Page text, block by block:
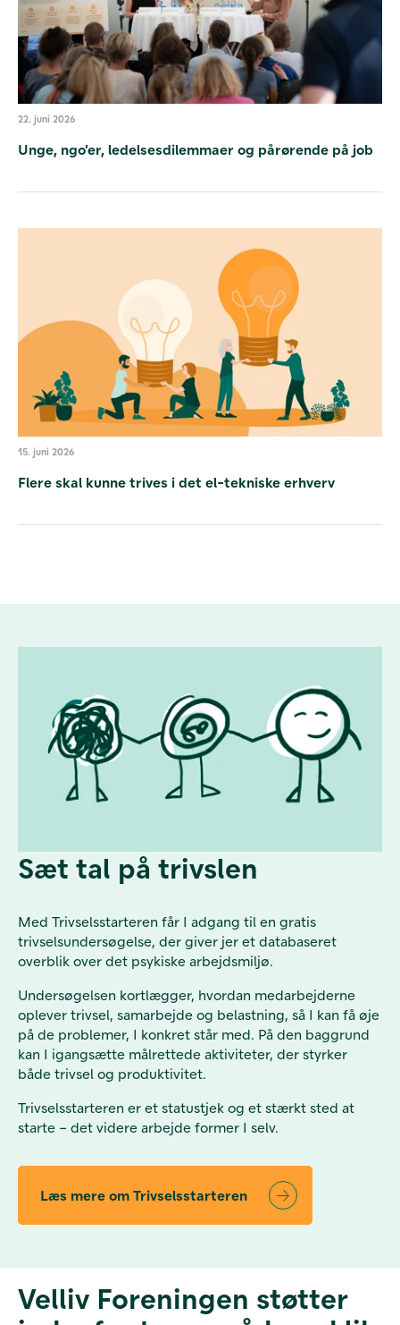
22. juni 2026
Unge, ngo’er, ledelsesdilemmaer og pårørende på job
15. juni 2026
Flere skal kunne trives i det el-tekniske erhverv
Sæt tal på trivslen
Med Trivselsstarteren får I adgang til en gratis
trivselsundersøgelse, der giver jer et databaseret
overblik over det psykiske arbejdsmiljø.
Undersøgelsen kortlægger, hvordan medarbejderne
oplever trivsel, samarbejde og belastning, så I kan få øje
på de problemer, I konkret står med. På den baggrund
kan I igangsætte målrettede aktiviteter, der styrker
både trivsel og produktivitet.
Trivselsstarteren er et statustjek og et stærkt sted at
starte – det videre arbejde former I selv.
Læs mere om Trivselsstarteren
Velliv Foreningen støtter